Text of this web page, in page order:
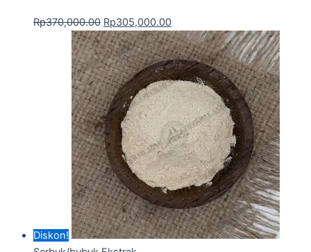
Rp370,000.00 Rp305,000.00
Diskon!